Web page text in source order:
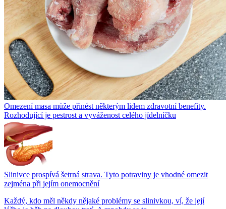
Omezení masa může přinést některým lidem zdravotní benefity.
Rozhodující je pestrost a vyváženost celého jídelníčku
Slinivce prospívá šetrná strava. Tyto potraviny je vhodné omezit
zejména při jejím onemocnění
Každý, kdo měl někdy nějaké problémy se slinivkou, ví, že její